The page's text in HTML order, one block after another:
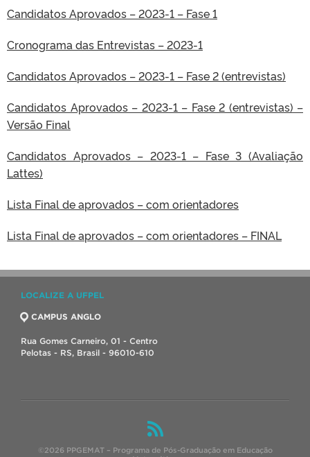
Candidatos Aprovados – 2023-1 – Fase 1
Cronograma das Entrevistas – 2023-1
Candidatos Aprovados – 2023-1 – Fase 2 (entrevistas)
Candidatos Aprovados – 2023-1 – Fase 2 (entrevistas) –
Versão Final
Candidatos Aprovados – 2023-1 – Fase 3 (Avaliação
Lattes)
Lista Final de aprovados – com orientadores
Lista Final de aprovados – com orientadores – FINAL
LOCALIZE A UFPEL
CAMPUS ANGLO
Rua Gomes Carneiro, 01 - Centro
Pelotas - RS, Brasil - 96010-610
©2026 PPGEMAT – Programa de Pós-Graduação em Educação